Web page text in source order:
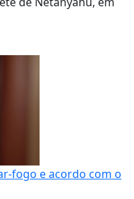
fogo e acordo com o